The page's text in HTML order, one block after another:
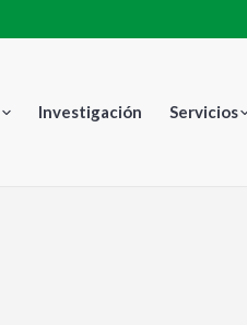
Investigación Servicios